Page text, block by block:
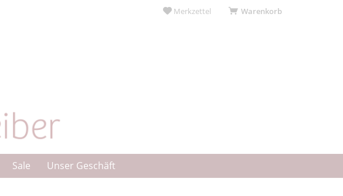
Warenkorb
Merkzettel
Sale Unser Geschäft